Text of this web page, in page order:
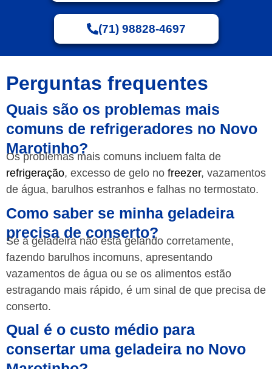
(71) 98828-4697
Perguntas frequentes
Quais são os problemas mais
comuns de refrigeradores no Novo
Marotinho?
Os problemas mais comuns incluem falta de
refrigeração, excesso de gelo no freezer, vazamentos
de água, barulhos estranhos e falhas no termostato.
Como saber se minha geladeira
precisa de conserto?
Se a geladeira não está gelando corretamente,
fazendo barulhos incomuns, apresentando
vazamentos de água ou se os alimentos estão
estragando mais rápido, é um sinal de que precisa de
conserto.
Qual é o custo médio para
consertar uma geladeira no Novo